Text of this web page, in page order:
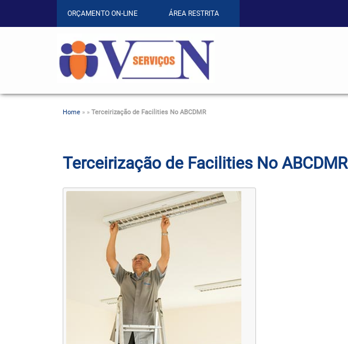
ORÇAMENTO ON-LINE ÁREA RESTRITA
Home » » Terceirização de Facilities No ABCDMR
Terceirização de Facilities No ABCDMR